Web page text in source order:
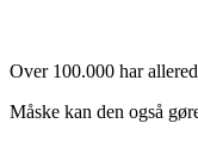
Over 100.000 har
Måske kan den også